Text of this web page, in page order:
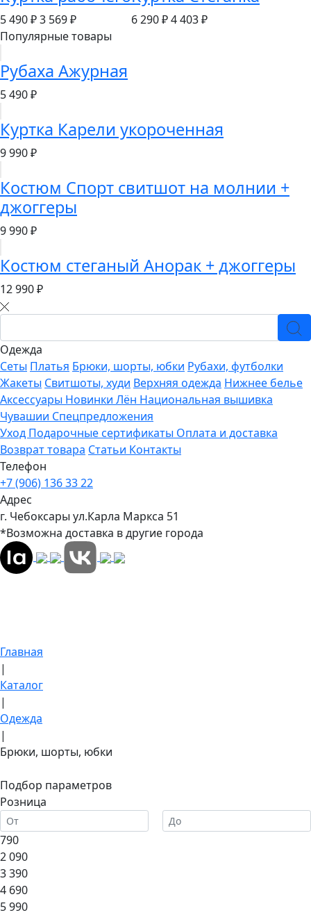
5 490 ₽3 569 ₽ 6 290 ₽4 403 ₽
Популярные товары
Рубаха Ажурная
5 490 ₽
Куртка Карели укороченная
9 990 ₽
Костюм Спорт свитшот на молнии +
джоггеры
9 990 ₽
Костюм стеганый Анорак + джоггеры
12 990 ₽
Одежда
Сеты Платья Брюки, шорты, юбки Рубахи, футболки
Жакеты Свитшоты, худи Верхняя одежда Нижнее белье
Аксессуары Новинки Лён Национальная вышивка
Чувашии Спецпредложения
Уход Подарочные сертификаты Оплата и доставка
Возврат товара Статьи Контакты
Телефон
+7 (906) 136 33 22
Адрес
г. Чебоксары ул.Карла Маркса 51
*Возможна доставка в другие города
Главная
|
Каталог
|
Одежда
|
Брюки, шорты, юбки
Подбор параметров
Розница
790
2 090
3 390
4 690
5 990